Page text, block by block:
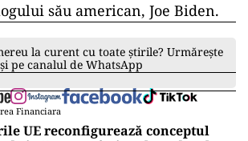
său american, Joe Biden.
la curent cu toate știrile? Urmărește
pe canalul de WhatsApp
Financiara
UE reconfigurează conceptul